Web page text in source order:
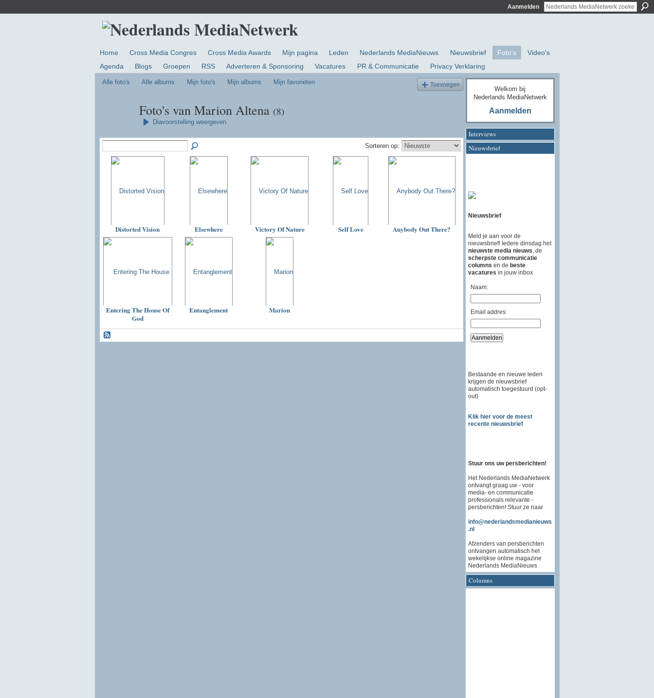
Aanmelden
Home Cross Media Congres Cross Media Awards Mijn pagina Leden Nederlands MediaNieuws Nieuwsbrief Foto's
Video's
Agenda
Blogs Groepen RSS Adverteren & Sponsoring Vacatures PR & Communicatie Privacy Verklaring
Alle foto's Alle albums Mijn foto's Mijn albums Mijn favorieten Toevoegen
Foto's van Marion Altena (8)
Diavoorstelling weergeven
Sorteren op:
Distorted Vision Elsewhere Victory Of Nature Self Love Anybody Out There?
Entering The House Of
God
Entanglement Marion
Welkom bij
Nederlands MediaNetwerk
Aanmelden
Interviews
Nieuwsbrief
Nieuwsbrief
Meld je aan voor de
nieuwsbrief! Iedere dinsdag het
nieuwste media nieuws , de
scherpste communicatie
columns en de beste
vacatures in jouw inbox
Naam:
Email addres:
Bestaande en nieuwe leden
krijgen de nieuwsbrief
automatisch toegestuurd (opt-
out)
Klik hier voor de meest
recente nieuwsbrief
Stuur ons uw persberichten!
Het Nederlands MediaNetwerk
ontvangt graag uw - voor
media- en communicatie
professionals relevante -
persberichten! Stuur ze naar
info@nederlandsmedianieuws
.nl
Afzenders van persberichten
ontvangen automatisch het
wekelijkse online magazine
Nederlands MediaNieuws
Columns